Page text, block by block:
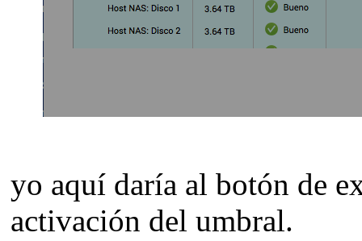
yo aquí daría al botón de
activación del umbral.